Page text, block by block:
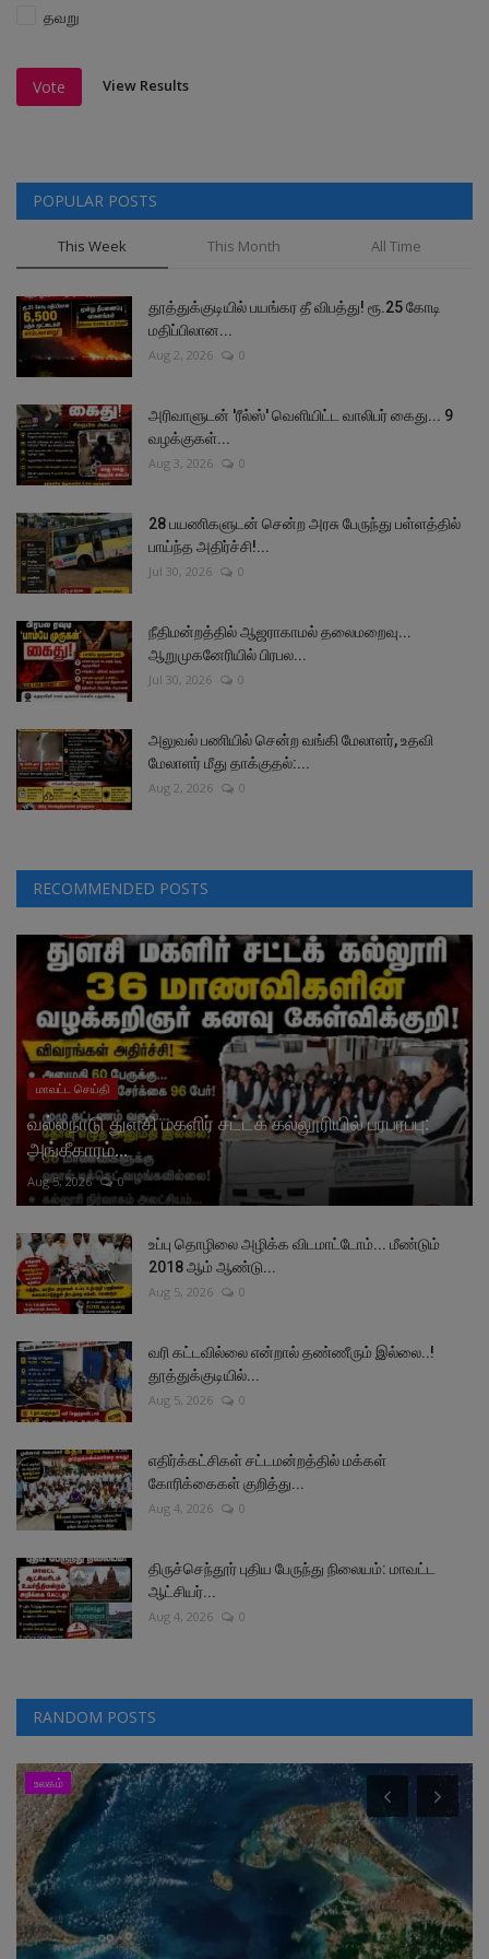
தவறு
Vote View Results
POPULAR POSTS
This Week This Month All Time
தூத்துக்குடியில் பயங்கர தீ விபத்து! ரூ.25 கோடி
மதிப்பிலான...
Aug 2, 2026 0
அரிவாளுடன் 'ரீல்ஸ்' வெளியிட்ட வாலிபர் கைது... 9
வழக்குகள்...
Aug 3, 2026 0
28 பயணிகளுடன் சென்ற அரசு பேருந்து பள்ளத்தில்
பாய்ந்த அதிர்ச்சி!...
Jul 30, 2026 0
நீதிமன்றத்தில் ஆஜராகாமல் தலைமறைவு...
ஆறுமுகனேரியில் பிரபல...
Jul 30, 2026 0
அலுவல் பணியில் சென்ற வங்கி மேலாளர், உதவி
மேலாளர் மீது தாக்குதல்:...
Aug 2, 2026 0
RECOMMENDED POSTS
மாவட்ட செய்தி
வல்லநாடு துளசி மகளிர் சட்டக் கல்லூரியில் பரபரப்பு:
அங்கீகாரம்...
Aug 5, 2026 0
உப்பு தொழிலை அழிக்க விடமாட்டோம்... மீண்டும்
2018 ஆம் ஆண்டு...
Aug 5, 2026 0
வரி கட்டவில்லை என்றால் தண்ணீரும் இல்லை..!
தூத்துக்குடியில்...
Aug 5, 2026 0
எதிர்க்கட்சிகள் சட்டமன்றத்தில் மக்கள்
கோரிக்கைகள் குறித்து...
Aug 4, 2026 0
திருச்செந்தூர் புதிய பேருந்து நிலையம்: மாவட்ட
ஆட்சியர்...
Aug 4, 2026 0
RANDOM POSTS
உலகம்